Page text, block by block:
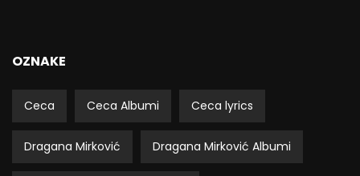
OZNAKE
Ceca Ceca Albumi Ceca lyrics
Dragana Mirković Dragana Mirković Albumi